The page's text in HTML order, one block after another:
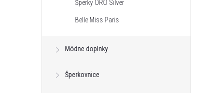
Šperky ORO Silver
Belle Miss Paris
Módne doplnky
Šperkovnice